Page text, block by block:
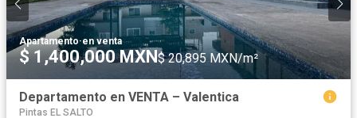
Apartamento·en venta
$ 1,400,000 MXN$ 20,895 MXN/m²
Departamento en VENTA – Valentica
Pintas EL SALTO